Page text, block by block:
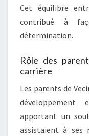
Cet équilibre
contribué à
détermination.
Rôle des
carrière
Les parents de
apportant un
assistaient à ses